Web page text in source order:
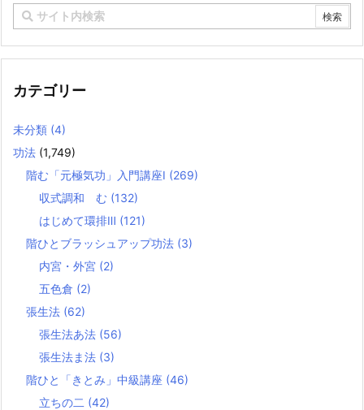
カテゴリー
未分類 (4)
功法 (1,749)
階む「元極気功」入門講座Ⅰ (269)
収式調和 む (132)
はじめて環排Ⅲ (121)
階ひとブラッシュアップ功法 (3)
内宮・外宮 (2)
五色倉 (2)
張生法 (62)
張生法あ法 (56)
張生法ま法 (3)
階ひと「きとみ」中級講座 (46)
立ちの二 (42)